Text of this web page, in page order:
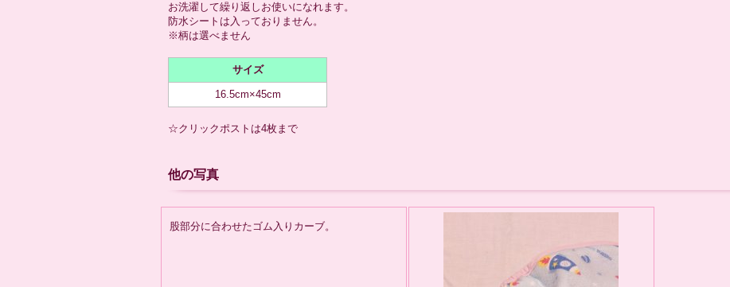
お洗濯して繰り返しお使いになれます。
防水シートは入っておりません。
※柄は選べません
サイズ
16.5cm×45cm
☆クリックポストは4枚まで
他の写真
股部分に合わせたゴム入りカーブ。